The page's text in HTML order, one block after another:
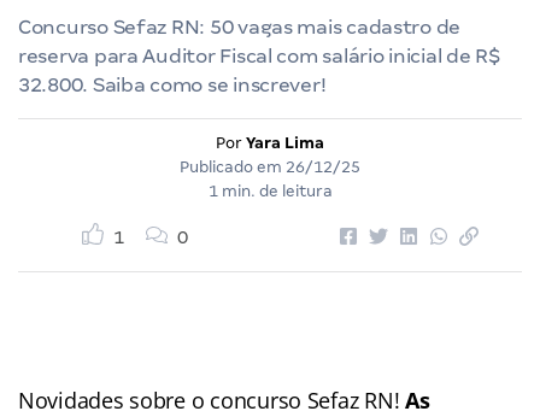
Concurso Sefaz RN: 50 vagas mais cadastro de
reserva para Auditor Fiscal com salário inicial de R$
32.800. Saiba como se inscrever!
Por Yara Lima
Publicado em 26/12/25
1 min. de leitura
1 0
Novidades sobre o concurso Sefaz RN!As